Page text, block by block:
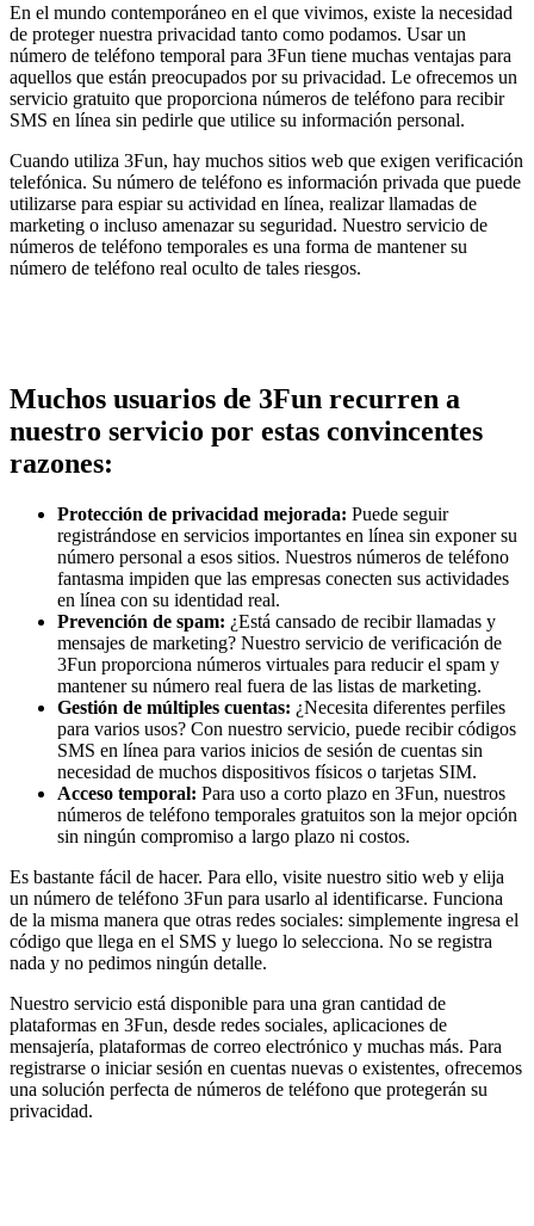
En el mundo contemporáneo en el que vivimos, existe la necesidad
de proteger nuestra privacidad tanto como podamos. Usar un
número de teléfono temporal para 3Fun tiene muchas ventajas para
aquellos que están preocupados por su privacidad. Le ofrecemos un
servicio gratuito que proporciona números de teléfono para recibir
SMS en línea sin pedirle que utilice su información personal.
Cuando utiliza 3Fun, hay muchos sitios web que exigen verificación
telefónica. Su número de teléfono es información privada que puede
utilizarse para espiar su actividad en línea, realizar llamadas de
marketing o incluso amenazar su seguridad. Nuestro servicio de
números de teléfono temporales es una forma de mantener su
número de teléfono real oculto de tales riesgos.
Muchos usuarios de 3Fun recurren a
nuestro servicio por estas convincentes
razones:
Protección de privacidad mejorada: Puede seguir
registrándose en servicios importantes en línea sin exponer su
número personal a esos sitios. Nuestros números de teléfono
fantasma impiden que las empresas conecten sus actividades
en línea con su identidad real.
Prevención de spam: ¿Está cansado de recibir llamadas y
mensajes de marketing? Nuestro servicio de verificación de
3Fun proporciona números virtuales para reducir el spam y
mantener su número real fuera de las listas de marketing.
Gestión de múltiples cuentas: ¿Necesita diferentes perfiles
para varios usos? Con nuestro servicio, puede recibir códigos
SMS en línea para varios inicios de sesión de cuentas sin
necesidad de muchos dispositivos físicos o tarjetas SIM.
Acceso temporal: Para uso a corto plazo en 3Fun, nuestros
números de teléfono temporales gratuitos son la mejor opción
sin ningún compromiso a largo plazo ni costos.
Es bastante fácil de hacer. Para ello, visite nuestro sitio web y elija
un número de teléfono 3Fun para usarlo al identificarse. Funciona
de la misma manera que otras redes sociales: simplemente ingresa el
código que llega en el SMS y luego lo selecciona. No se registra
nada y no pedimos ningún detalle.
Nuestro servicio está disponible para una gran cantidad de
plataformas en 3Fun, desde redes sociales, aplicaciones de
mensajería, plataformas de correo electrónico y muchas más. Para
registrarse o iniciar sesión en cuentas nuevas o existentes, ofrecemos
una solución perfecta de números de teléfono que protegerán su
privacidad.